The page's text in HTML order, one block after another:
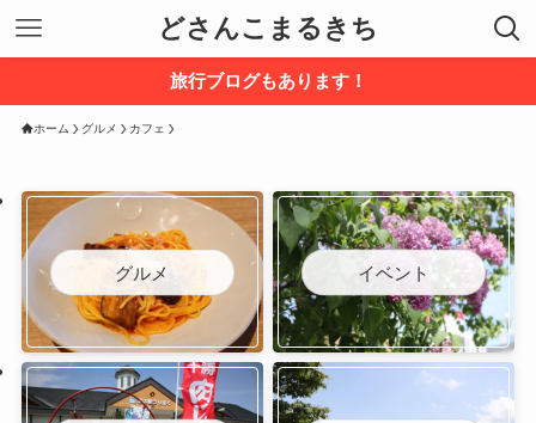
どさんこまるきち
旅行ブログもあります！
ホーム グルメ カフェ
グルメ イベント